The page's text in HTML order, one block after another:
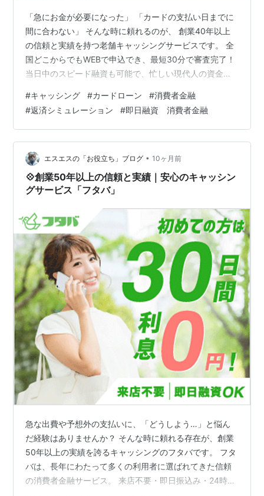
「急にお金が必要になった」 「カードの支払い日までに
間に合わない」 そんな時に頼れるのが、 創業40年以上
の信頼と実績を持つ老舗キャッシングサービスです。 全
国どこからでもWEBで申込でき、最短30分で審査完了！
当日中のスピード融資も可能で、忙しい現代人の資金ニ
30日間の無利息特典が利用できるため、 計画的に使えば
非常にお得です。 このキャッシングサービスが多くの利
用者から支持されている理由は、「老舗の信頼感 × 利便
性 × 柔軟な対応」の3つが揃っているからです。 昭和時
代から続く貸金業者としての長い実績を背景に、現在で
は全国17拠点と、…
#キャッシング #カードローン #消費者金融
#返済シミュレーション #即日融資 消費者金融
エスエスの「お役立ち」ブログ • 10ヶ月前
💠創業50年以上の信頼と実績｜安心のキャッシン
グサービス「フタバ」
急な出費や予想外の支払いに、「どうしよう…」と悩ん
だ経験はありませんか？ そんな時に頼れる存在が、創業
50年以上の実績を誇るキャッシングのフタバです。 フタ
バは、長年にわたって多くの利用者に選ばれてきた信頼
の消費者金融サービス。 来店不要・即日振込み・24時間